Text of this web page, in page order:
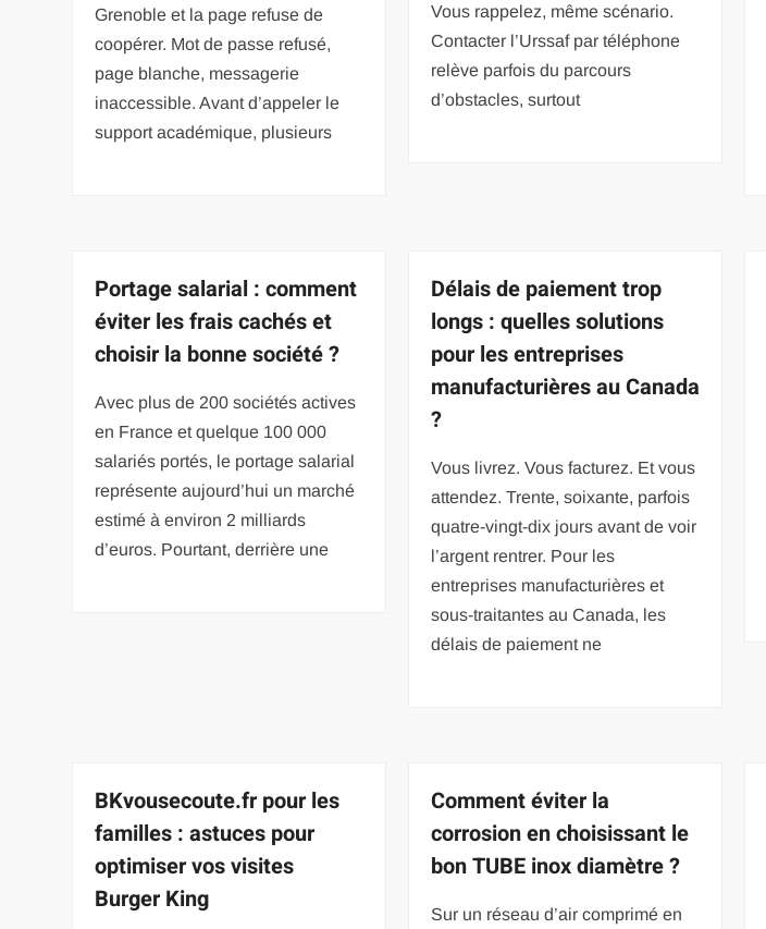
Grenoble et la page refuse de
coopérer. Mot de passe refusé,
page blanche, messagerie
inaccessible. Avant d’appeler le
support académique, plusieurs
Vous rappelez, même scénario.
Contacter l’Urssaf par téléphone
relève parfois du parcours
d’obstacles, surtout
Portage salarial : comment
éviter les frais cachés et
choisir la bonne société ?
Avec plus de 200 sociétés actives
en France et quelque 100 000
salariés portés, le portage salarial
représente aujourd’hui un marché
estimé à environ 2 milliards
d’euros. Pourtant, derrière une
Délais de paiement trop
longs : quelles solutions
pour les entreprises
manufacturières au Canada
?
Vous livrez. Vous facturez. Et vous
attendez. Trente, soixante, parfois
quatre-vingt-dix jours avant de voir
l’argent rentrer. Pour les
entreprises manufacturières et
sous-traitantes au Canada, les
délais de paiement ne
BKvousecoute.fr pour les
familles : astuces pour
optimiser vos visites
Burger King
Comment éviter la
corrosion en choisissant le
bon TUBE inox diamètre ?
Sur un réseau d’air comprimé en